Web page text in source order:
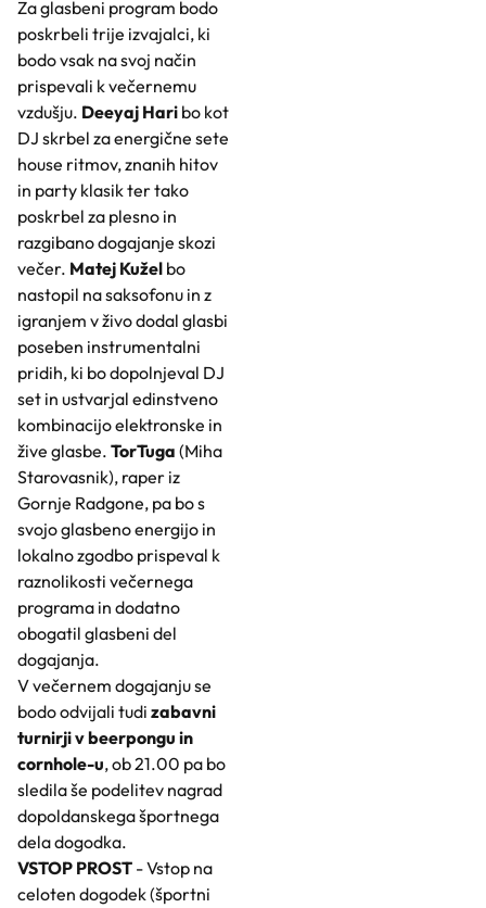
Za glasbeni program bodo
poskrbeli trije izvajalci, ki
bodo vsak na svoj način
prispevali k večernemu
vzdušju. Deeyaj Hari bo kot
DJ skrbel za energične sete
house ritmov, znanih hitov
in party klasik ter tako
poskrbel za plesno in
razgibano dogajanje skozi
večer. Matej Kužel bo
nastopil na saksofonu in z
igranjem v živo dodal glasbi
poseben instrumentalni
pridih, ki bo dopolnjeval DJ
set in ustvarjal edinstveno
kombinacijo elektronske in
žive glasbe. TorTuga (Miha
Starovasnik), raper iz
Gornje Radgone, pa bo s
svojo glasbeno energijo in
lokalno zgodbo prispeval k
raznolikosti večernega
programa in dodatno
obogatil glasbeni del
dogajanja.
V večernem dogajanju se
bodo odvijali tudi zabavni
turnirji v beerpongu in
cornhole-u, ob 21.00 pa bo
sledila še podelitev nagrad
dopoldanskega športnega
dela dogodka.
VSTOP PROST -Vstop na
celoten dogodek (športni